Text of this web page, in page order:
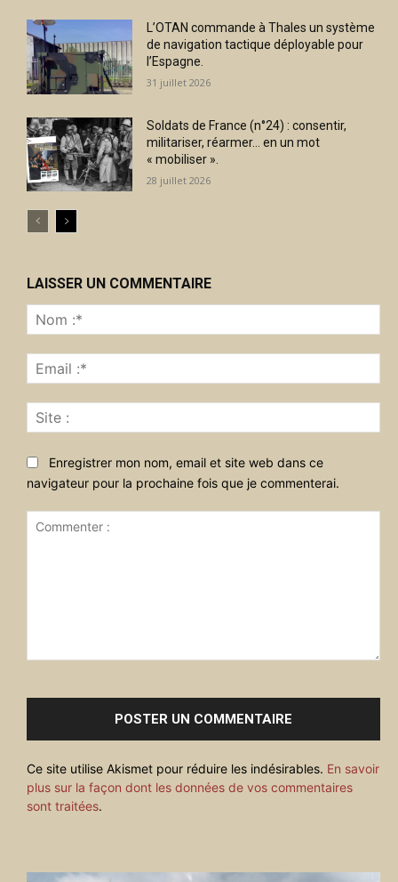
L’OTAN commande à Thales un système
de navigation tactique déployable pour
l’Espagne.
31 juillet 2026
Soldats de France (n°24) : consentir,
militariser, réarmer… en un mot
« mobiliser ».
28 juillet 2026
LAISSER UN COMMENTAIRE
:*
:*
:
Enregistrer mon nom, email et site web dans ce
navigateur pour la prochaine fois que je commenterai.
Ce site utilise Akismet pour réduire les indésirables. En savoir
plus sur la façon dont les données de vos commentaires
sont traitées.